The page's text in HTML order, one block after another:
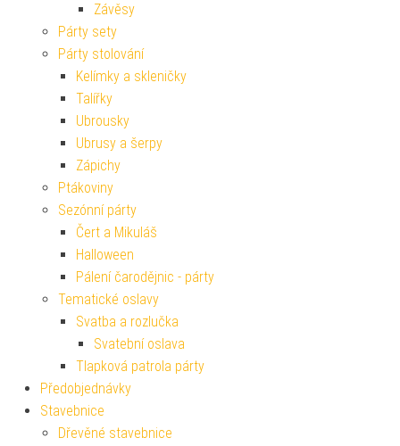
Závěsy
Párty sety
Párty stolování
Kelímky a skleničky
Talířky
Ubrousky
Ubrusy a šerpy
Zápichy
Ptákoviny
Sezónní párty
Čert a Mikuláš
Halloween
Pálení čarodějnic - párty
Tematické oslavy
Svatba a rozlučka
Svatební oslava
Tlapková patrola párty
Předobjednávky
Stavebnice
Dřevěné stavebnice